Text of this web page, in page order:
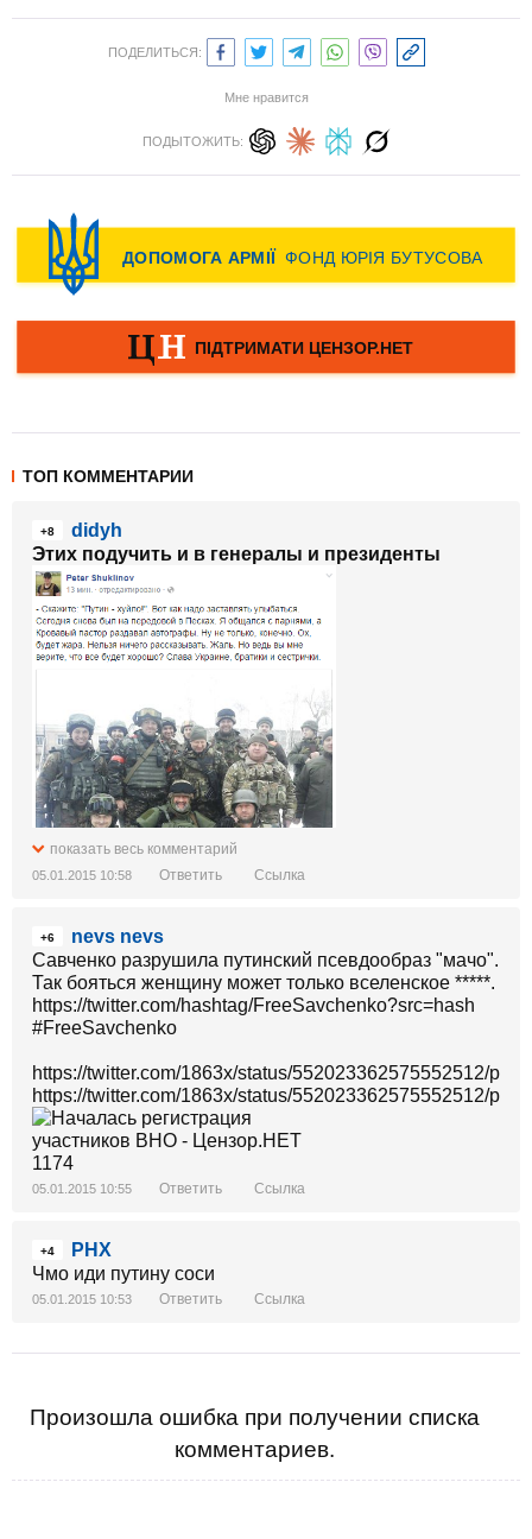
ПОДЕЛИТЬСЯ:
Мне нравится
ПОДЫТОЖИТЬ:
ТОП КОММЕНТАРИИ
+8
didyh
Этих подучить и в генералы и президенты
показать весь комментарий
05.01.2015 10:58 Ответить Ссылка
+6
nevs nevs
Савченко разрушила путинский псевдообраз "мачо".
Так бояться женщину может только вселенское *****.
https://twitter.com/hashtag/FreeSavchenko?src=hash
#FreeSavchenko
https://twitter.com/1863x/status/552023362575552512/
https://twitter.com/1863x/status/552023362575552512/
05.01.2015 10:55 Ответить Ссылка
+4
PHX
Чмо иди путину соси
05.01.2015 10:53 Ответить Ссылка
Произошла ошибка при получении списка
комментариев.